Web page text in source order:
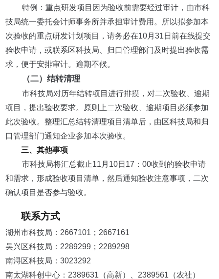
特例：重点研发项目因为验收前需要经过审计，由市科
技局统一委托会计师事务所并承担审计费用。所以拟参加本
次验收的重点研发计划项目，请务必在10月31日前在线提交
验收申请，或联系区科技局、归口管理部门及时提出验收需
求，便于安排审计。逾期不候。
（二）结转清理
市科技局对历年结转项目进行排摸，对二次验收、逾期
项目，提出验收要求。原则上二次验收、逾期项目必须参加
此次验收。整理汇总结转清理项目清单后，由区科技局和归
口管理部门通知企业参加本次验收。
三、其他事项
市科技局将汇总截止11月10日17：00收到的验收申请
和需求，形成验收项目清单，然后通知验收注意事项，二次
确认项目是否参与验收。
联系方式
湖州市科技局：2667101；2667161
吴兴区科技局：2289299；2289298
南浔区科技局：3023292
南太湖科创中心：2389631（高新）、2389561（农社）